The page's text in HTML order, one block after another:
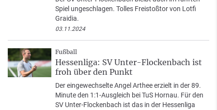
Spiel ungeschlagen. Tolles Freistoßtor von Lotfi
Graidia.
03.11.2024
Fußball
Hessenliga: SV Unter-Flockenbach ist
froh über den Punkt
Der eingewechselte Angel Arthee erzielt in der 89.
Minute den 1:1-Ausgleich bei TuS Hornau. Für den
SV Unter-Flockenbach ist das in der Hessenliga